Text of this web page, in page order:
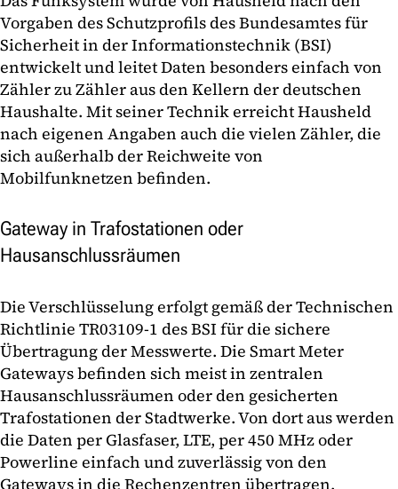
Vorgaben des Schutzprofils des Bundesamtes für
Sicherheit in der Informationstechnik (BSI)
entwickelt und leitet Daten besonders einfach von
Zähler zu Zähler aus den Kellern der deutschen
Haushalte. Mit seiner Technik erreicht Hausheld
nach eigenen Angaben auch die vielen Zähler, die
sich außerhalb der Reichweite von
Mobilfunknetzen befinden.
Gateway in Trafostationen oder
Hausanschlussräumen
Die Verschlüsselung erfolgt gemäß der Technischen
Richtlinie TR03109-1 des BSI für die sichere
Übertragung der Messwerte. Die Smart Meter
Gateways befinden sich meist in zentralen
Hausanschlussräumen oder den gesicherten
Trafostationen der Stadtwerke. Von dort aus werden
die Daten per Glasfaser, LTE, per 450 MHz oder
Powerline einfach und zuverlässig von den
Gateways in die Rechenzentren übertragen.